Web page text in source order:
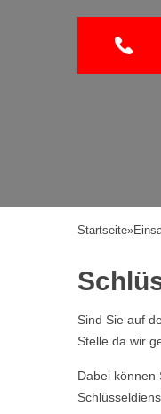
Startseite»
Sind Sie auf
Stelle da wir
Dabei können